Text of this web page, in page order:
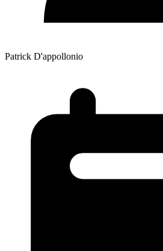
Patrick D'appollonio